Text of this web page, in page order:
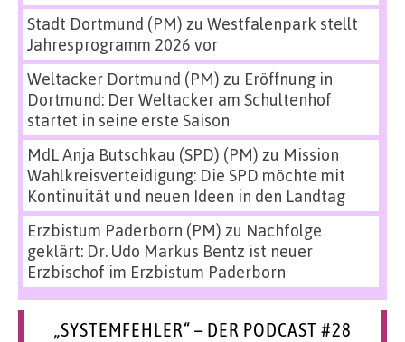
Stadt Dortmund (PM) zu Westfalenpark stellt
Jahresprogramm 2026 vor
Weltacker Dortmund (PM) zu Eröffnung in
Dortmund: Der Weltacker am Schultenhof
startet in seine erste Saison
MdL Anja Butschkau (SPD) (PM) zu Mission
Wahlkreisverteidigung: Die SPD möchte mit
Kontinuität und neuen Ideen in den Landtag
Erzbistum Paderborn (PM) zu Nachfolge
geklärt: Dr. Udo Markus Bentz ist neuer
Erzbischof im Erzbistum Paderborn
„SYSTEMFEHLER“ – DER PODCAST #28